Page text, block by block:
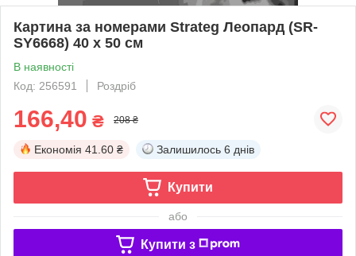
Картина за номерами Strateg Леопард (SR-
SY6668) 40 х 50 см
В наявності
Код: 256591
Роздріб
166,40 ₴ 208 ₴
Економія 41.60 ₴ Залишилось 6 днів
Купити
або
Купити з